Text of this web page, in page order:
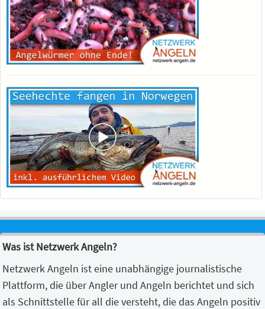
Was ist Netzwerk Angeln?
Netzwerk Angeln ist eine unabhängige journalistische
Plattform, die über Angler und Angeln berichtet und sich
als Schnittstelle für all die versteht, die das Angeln positiv